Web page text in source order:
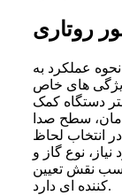
روتاری
عملکرد به
های خاص
دستگاه کمک
سطح صدا
انتخاب لحاظ
نوع گاز و
نقش تعیین
کننده ای دارد.